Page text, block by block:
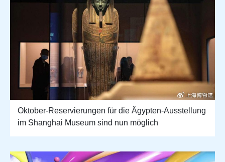
Oktober-Reservierungen für die Ägypten-Ausstellung
im Shanghai Museum sind nun möglich